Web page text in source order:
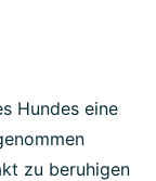
Hundes eine
zu beruhigen